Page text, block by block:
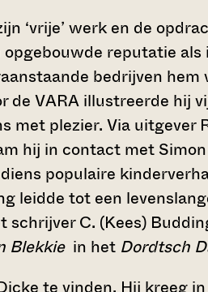
‘vrije’ werk en de
opgebouwde reputatie
bedrijven
de VARA illustreerde hij
met plezier. Via uitgever
hij in contact met
populaire
leidde tot een
C. (Kees)
Blekkiein het Dordtsch